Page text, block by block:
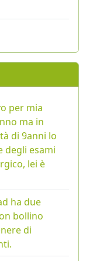
per mia
ma in
di 9anni lo
degli esami
lei è
ha due
bollino
di